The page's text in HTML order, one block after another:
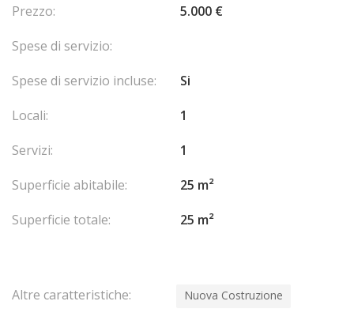
Prezzo:
5.000 €
Spese di servizio:
Spese di servizio incluse:
Si
Locali:
1
Servizi:
1
Superficie abitabile:
25 m²
Superficie totale:
25 m²
Altre caratteristiche: Nuova Costruzione